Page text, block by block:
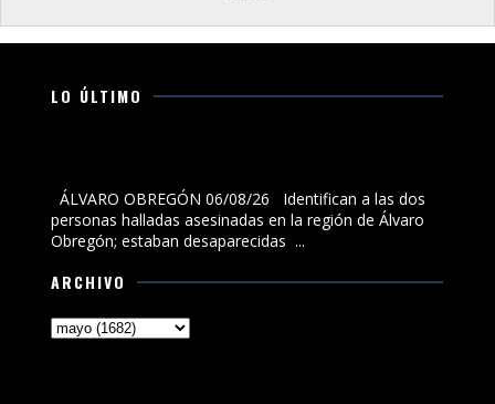
LO ÚLTIMO
ÁLVARO OBREGÓN 06/08/26 Identifican a las dos
personas halladas asesinadas en la región de Álvaro
Obregón; estaban desaparecidas ...
ARCHIVO